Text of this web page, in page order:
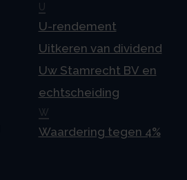
U
U-rendement
Uitkeren van dividend
Uw Stamrecht BV en
echtscheiding
W
Waardering tegen 4%